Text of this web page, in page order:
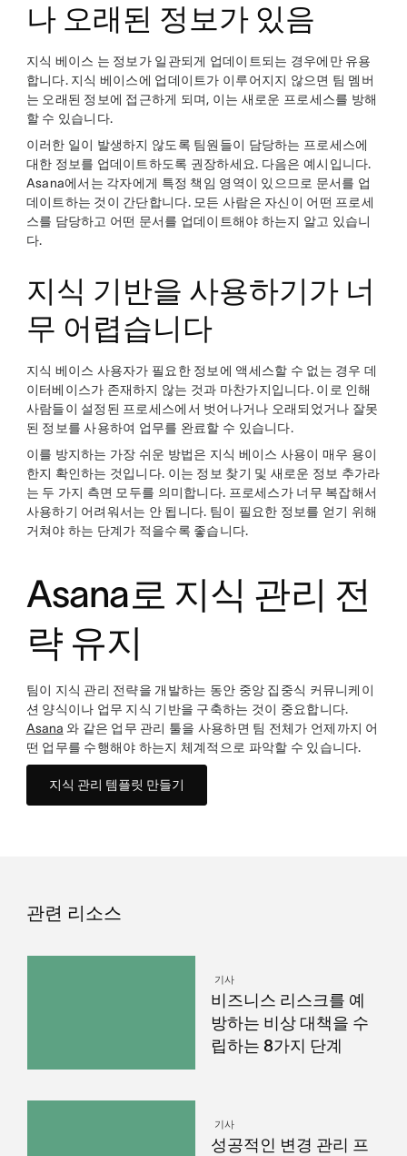
나 오래된 정보가 있음
지식 베이스 는 정보가 일관되게 업데이트되는 경우에만 유용
합니다. 지식 베이스에 업데이트가 이루어지지 않으면 팀 멤버
는 오래된 정보에 접근하게 되며, 이는 새로운 프로세스를 방해
할 수 있습니다.
이러한 일이 발생하지 않도록 팀원들이 담당하는 프로세스에
대한 정보를 업데이트하도록 권장하세요. 다음은 예시입니다.
Asana에서는 각자에게 특정 책임 영역이 있으므로 문서를 업
데이트하는 것이 간단합니다. 모든 사람은 자신이 어떤 프로세
스를 담당하고 어떤 문서를 업데이트해야 하는지 알고 있습니
다.
지식 기반을 사용하기가 너
무 어렵습니다
지식 베이스 사용자가 필요한 정보에 액세스할 수 없는 경우 데
이터베이스가 존재하지 않는 것과 마찬가지입니다. 이로 인해
사람들이 설정된 프로세스에서 벗어나거나 오래되었거나 잘못
된 정보를 사용하여 업무를 완료할 수 있습니다.
이를 방지하는 가장 쉬운 방법은 지식 베이스 사용이 매우 용이
한지 확인하는 것입니다. 이는 정보 찾기 및 새로운 정보 추가라
는 두 가지 측면 모두를 의미합니다. 프로세스가 너무 복잡해서
사용하기 어려워서는 안 됩니다. 팀이 필요한 정보를 얻기 위해
거쳐야 하는 단계가 적을수록 좋습니다.
Asana로 지식 관리 전
략 유지
팀이 지식 관리 전략을 개발하는 동안 중앙 집중식 커뮤니케이
션 양식이나 업무 지식 기반을 구축하는 것이 중요합니다.
Asana 와 같은 업무 관리 툴을 사용하면 팀 전체가 언제까지 어
떤 업무를 수행해야 하는지 체계적으로 파악할 수 있습니다.
지식 관리 템플릿 만들기
관련 리소스
기사
비즈니스 리스크를 예
방하는 비상 대책을 수
립하는 8가지 단계
기사
성공적인 변경 관리 프